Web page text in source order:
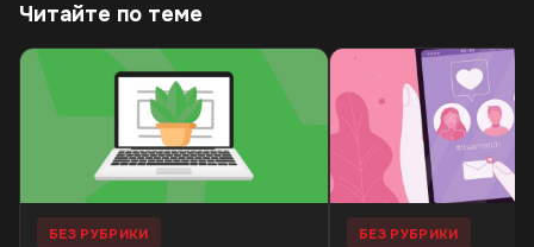
Читайте по теме
БЕЗ РУБРИКИ БЕЗ РУБРИКИ